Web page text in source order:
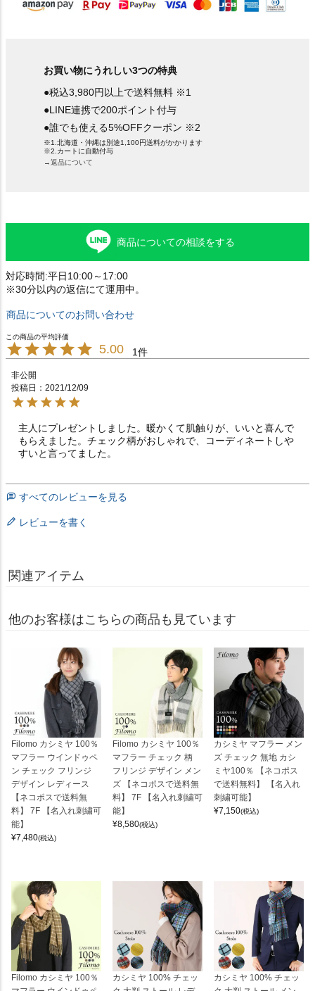
お買い物にうれしい3つの特典
●税込3,980円以上で送料無料 ※1
●LINE連携で200ポイント付与
●誰でも使える5%OFFクーポン ※2
※1.北海道・沖縄は別途1,100円送料がかかります
※2.カートに自動付与
→返品について
商品についての相談をする
対応時間:平日10:00～17:00
※30分以内の返信にて運用中。
商品についてのお問い合わせ
5.00 1
非公開
投稿日
2021/12/09
主人にプレゼントしました。暖かくて肌触りが、いいと喜んで
もらえました。チェック柄がおしゃれで、コーディネートしや
すいと言ってました。
すべてのレビューを見る
レビューを書く
関連アイテム
他のお客様はこちらの商品も見ています
Filomo カシミヤ 100％
マフラー ウインドゥペ
ン チェック フリンジ
デザイン レディース
【ネコポスで送料無
料】 7F 【名入れ刺繍可
能】
¥7,480(税込)
Filomo カシミヤ 100％
マフラー チェック 柄
フリンジ デザイン メン
ズ 【ネコポスで送料無
料】 7F 【名入れ刺繍可
能】
¥8,580(税込)
カシミヤ マフラー メン
ズ チェック 無地 カシ
ミヤ100％ 【ネコポス
で送料無料】 【名入れ
刺繍可能】
¥7,150(税込)
Filomo カシミヤ 100％
カシミヤ 100% チェッ
カシミヤ 100% チェッ